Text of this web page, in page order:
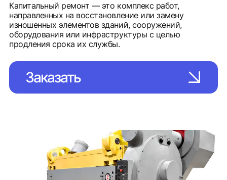
Капитальный ремонт — это комплекс работ,
направленных на восстановление или замену
изношенных элементов зданий, сооружений,
оборудования или инфраструктуры с целью
продления срока их службы.
Заказать